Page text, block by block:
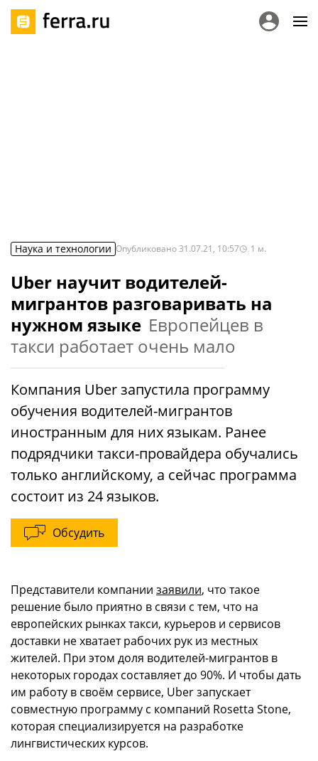
Наука и технологии Опубликовано31.07.21, 10:57 1 м.
Uber научит водителей-
мигрантов разговаривать на
нужном языке Европейцев в
такси работает очень мало
Компания Uber запустила программу
обучения водителей-мигрантов
иностранным для них языкам. Ранее
подрядчики такси-провайдера обучались
только английскому, а сейчас программа
состоит из 24 языков.
Обсудить
Представители компании заявили, что такое
решение было приятно в связи с тем, что на
европейских рынках такси, курьеров и сервисов
доставки не хватает рабочих рук из местных
жителей. При этом доля водителей-мигрантов в
некоторых городах составляет до 90%. И чтобы дать
им работу в своём сервисе, Uber запускает
совместную программу с компаний Rosetta Stone,
которая специализируется на разработке
лингвистических курсов.